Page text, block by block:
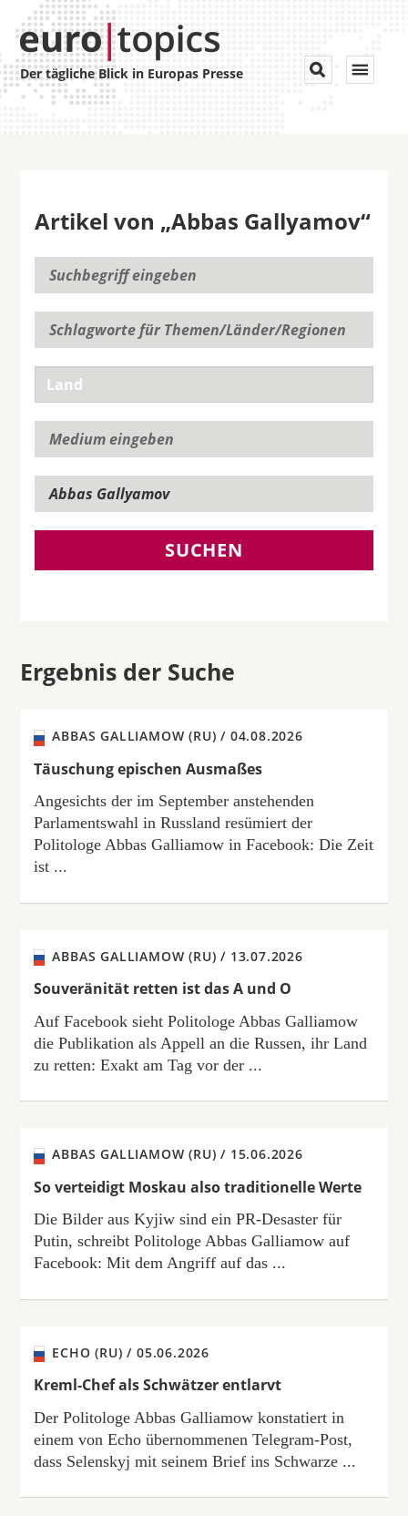
Der tägliche Blick in Europas Presse Toggle


Artikel von „Abbas Gallyamov“
SUCHEN
Ergebnis der Suche
ABBAS GALLIAMOW (RU) / 04.08.2026
Täuschung epischen Ausmaßes
Angesichts der im September anstehenden
Parlamentswahl in Russland resümiert der
Politologe Abbas Galliamow in Facebook: Die Zeit
ist ...
ABBAS GALLIAMOW (RU) / 13.07.2026
Souveränität retten ist das A und O
Auf Facebook sieht Politologe Abbas Galliamow
die Publikation als Appell an die Russen, ihr Land
zu retten: Exakt am Tag vor der ...
ABBAS GALLIAMOW (RU) / 15.06.2026
So verteidigt Moskau also traditionelle Werte
Die Bilder aus Kyjiw sind ein PR-Desaster für
Putin, schreibt Politologe Abbas Galliamow auf
Facebook: Mit dem Angriff auf das ...
ECHO (RU) / 05.06.2026
Kreml-Chef als Schwätzer entlarvt
Der Politologe Abbas Galliamow konstatiert in
einem von Echo übernommenen Telegram-Post,
dass Selenskyj mit seinem Brief ins Schwarze ...